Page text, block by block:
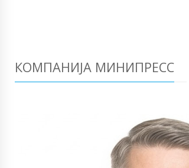
КОМПАНИЈА МИНИПРЕСС